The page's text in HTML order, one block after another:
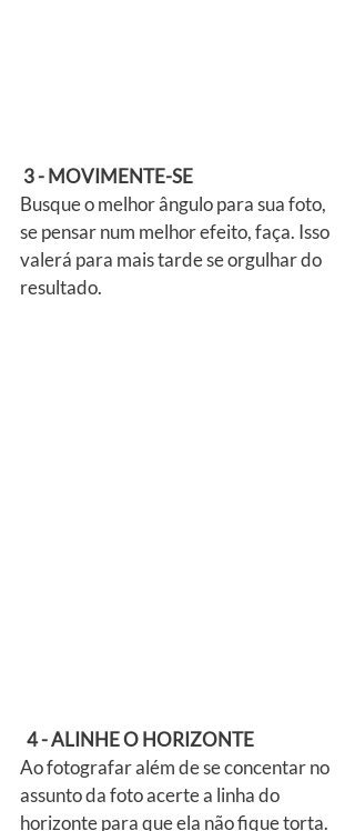
3 - MOVIMENTE-SE
Busque o melhor ângulo para sua foto,
se pensar num melhor efeito, faça. Isso
valerá para mais tarde se orgulhar do
resultado.
4 - ALINHE O HORIZONTE
Ao fotografar além de se concentar no
assunto da foto acerte a linha do
horizonte para que ela não fique torta.